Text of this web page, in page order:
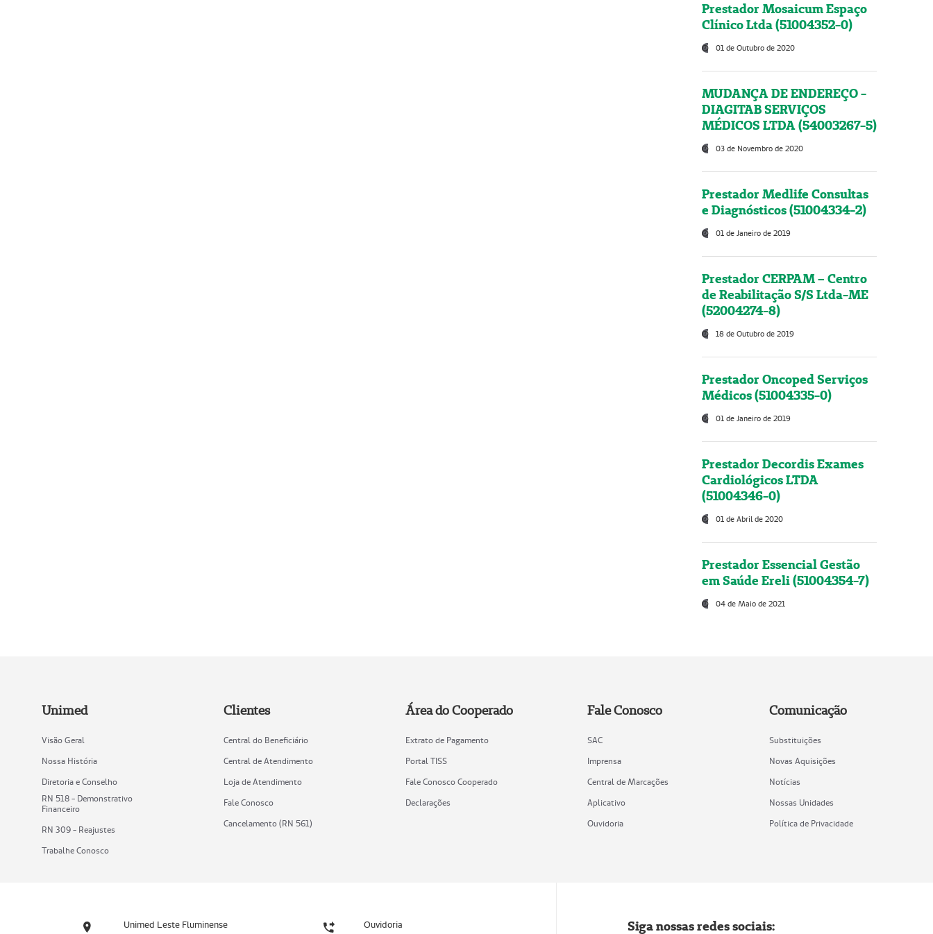
Prestador Mosaicum Espaço
Clínico Ltda (51004352-0)
01 de Outubro de 2020
MUDANÇA DE ENDEREÇO -
DIAGITAB SERVIÇOS
MÉDICOS LTDA (54003267-5)
03 de Novembro de 2020
Prestador Medlife Consultas
e Diagnósticos (51004334-2)
01 de Janeiro de 2019
Prestador CERPAM – Centro
de Reabilitação S/S Ltda-ME
(52004274-8)
18 de Outubro de 2019
Prestador Oncoped Serviços
Médicos (51004335-0)
01 de Janeiro de 2019
Prestador Decordis Exames
Cardiológicos LTDA
(51004346-0)
01 de Abril de 2020
Prestador Essencial Gestão
em Saúde Ereli (51004354-7)
04 de Maio de 2021
Unimed
Visão Geral
Nossa História
Diretoria e Conselho
RN 518 - Demonstrativo
Financeiro
RN 309 - Reajustes
Trabalhe Conosco
Clientes
Central do Beneficiário
Central de Atendimento
Loja de Atendimento
Fale Conosco
Cancelamento (RN 561)
Área do Cooperado
Extrato de Pagamento
Portal TISS
Fale Conosco Cooperado
Declarações
Fale Conosco
SAC
Imprensa
Central de Marcações
Aplicativo
Ouvidoria
Comunicação
Substituições
Novas Aquisições
Notícias
Nossas Unidades
Política de Privacidade
Unimed Leste Fluminense Ouvidoria Siga nossas redes sociais: